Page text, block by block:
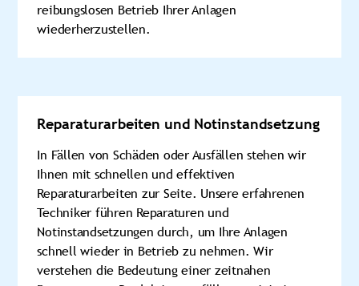
reibungslosen Betrieb Ihrer Anlagen
wiederherzustellen.
Reparaturarbeiten und Notinstandsetzung
In Fällen von Schäden oder Ausfällen stehen wir
Ihnen mit schnellen und effektiven
Reparaturarbeiten zur Seite. Unsere erfahrenen
Techniker führen Reparaturen und
Notinstandsetzungen durch, um Ihre Anlagen
schnell wieder in Betrieb zu nehmen. Wir
verstehen die Bedeutung einer zeitnahen